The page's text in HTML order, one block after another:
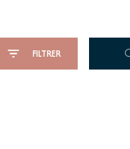
FILTRER